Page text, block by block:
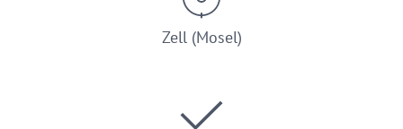
Zell (Mosel)